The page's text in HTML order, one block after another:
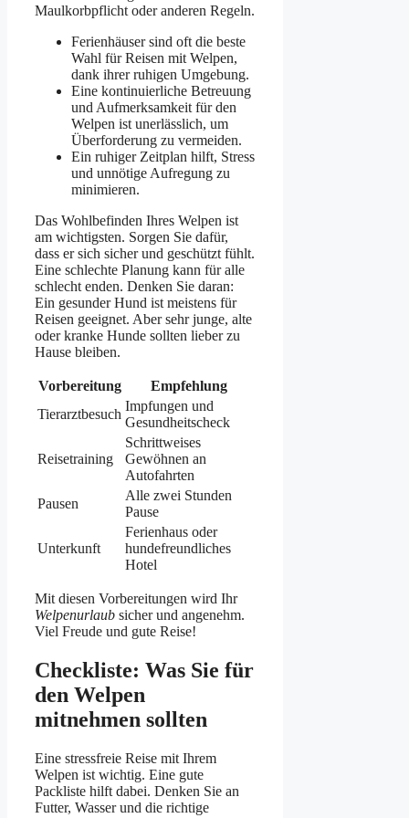
Maulkorbpflicht oder anderen Regeln.
Ferienhäuser sind oft die beste
Wahl für Reisen mit Welpen,
dank ihrer ruhigen Umgebung.
Eine kontinuierliche Betreuung
und Aufmerksamkeit für den
Welpen ist unerlässlich, um
Überforderung zu vermeiden.
Ein ruhiger Zeitplan hilft, Stress
und unnötige Aufregung zu
minimieren.
Das Wohlbefinden Ihres Welpen ist
am wichtigsten. Sorgen Sie dafür,
dass er sich sicher und geschützt fühlt.
Eine schlechte Planung kann für alle
schlecht enden. Denken Sie daran:
Ein gesunder Hund ist meistens für
Reisen geeignet. Aber sehr junge, alte
oder kranke Hunde sollten lieber zu
Hause bleiben.
Vorbereitung
Empfehlung
Tierarztbesuch
Impfungen und
Gesundheitscheck
Reisetraining
Schrittweises
Gewöhnen an
Autofahrten
Pausen
Alle zwei Stunden
Pause
Unterkunft
Ferienhaus oder
hundefreundliches
Hotel
Mit diesen Vorbereitungen wird Ihr
Welpenurlaub sicher und angenehm.
Viel Freude und gute Reise!
Checkliste: Was Sie für
den Welpen
mitnehmen sollten
Eine stressfreie Reise mit Ihrem
Welpen ist wichtig. Eine gute
Packliste hilft dabei. Denken Sie an
Futter, Wasser und die richtige